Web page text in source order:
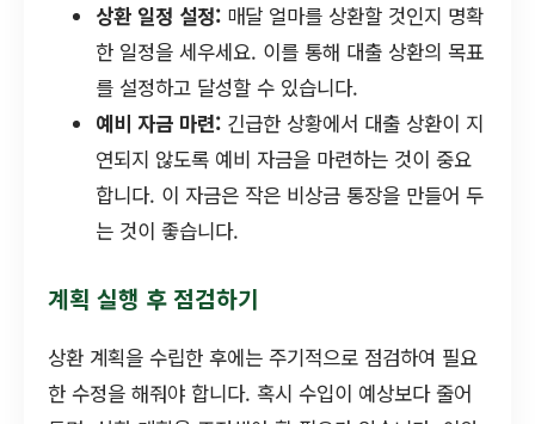
상환 일정 설정: 매달 얼마를 상환할 것인지 명확
한 일정을 세우세요. 이를 통해 대출 상환의 목표
를 설정하고 달성할 수 있습니다.
예비 자금 마련: 긴급한 상황에서 대출 상환이 지
연되지 않도록 예비 자금을 마련하는 것이 중요
합니다. 이 자금은 작은 비상금 통장을 만들어 두
는 것이 좋습니다.
계획 실행 후 점검하기
상환 계획을 수립한 후에는 주기적으로 점검하여 필요
한 수정을 해줘야 합니다. 혹시 수입이 예상보다 줄어